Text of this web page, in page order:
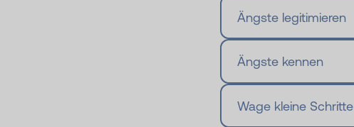
Ängste legitimieren
Ängste kennen
Wage kleine Schritte